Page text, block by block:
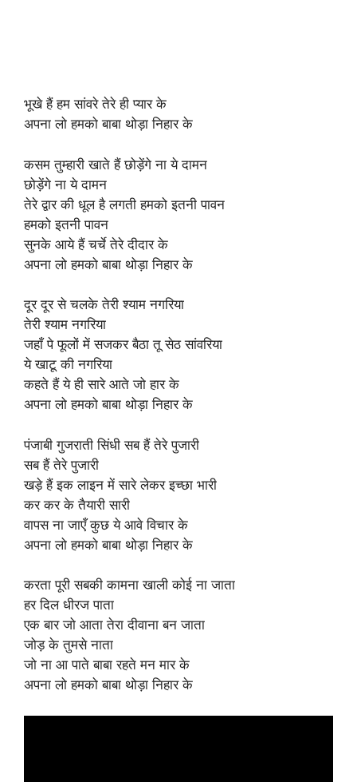
भूखे हैं हम सांवरे तेरे ही प्यार के
अपना लो हमको बाबा थोड़ा निहार के
कसम तुम्हारी खाते हैं छोड़ेंगे ना ये दामन
छोड़ेंगे ना ये दामन
तेरे द्वार की धूल है लगती हमको इतनी पावन
हमको इतनी पावन
सुनके आये हैं चर्चे तेरे दीदार के
अपना लो हमको बाबा थोड़ा निहार के
दूर दूर से चलके तेरी श्याम नगरिया
तेरी श्याम नगरिया
जहाँ पे फूलों में सजकर बैठा तू सेठ सांवरिया
ये खाटू की नगरिया
कहते हैं ये ही सारे आते जो हार के
अपना लो हमको बाबा थोड़ा निहार के
पंजाबी गुजराती सिंधी सब हैं तेरे पुजारी
सब हैं तेरे पुजारी
खड़े हैं इक लाइन में सारे लेकर इच्छा भारी
कर कर के तैयारी सारी
वापस ना जाएँ कुछ ये आवे विचार के
अपना लो हमको बाबा थोड़ा निहार के
करता पूरी सबकी कामना खाली कोई ना जाता
हर दिल धीरज पाता
एक बार जो आता तेरा दीवाना बन जाता
जोड़ के तुमसे नाता
जो ना आ पाते बाबा रहते मन मार के
अपना लो हमको बाबा थोड़ा निहार के